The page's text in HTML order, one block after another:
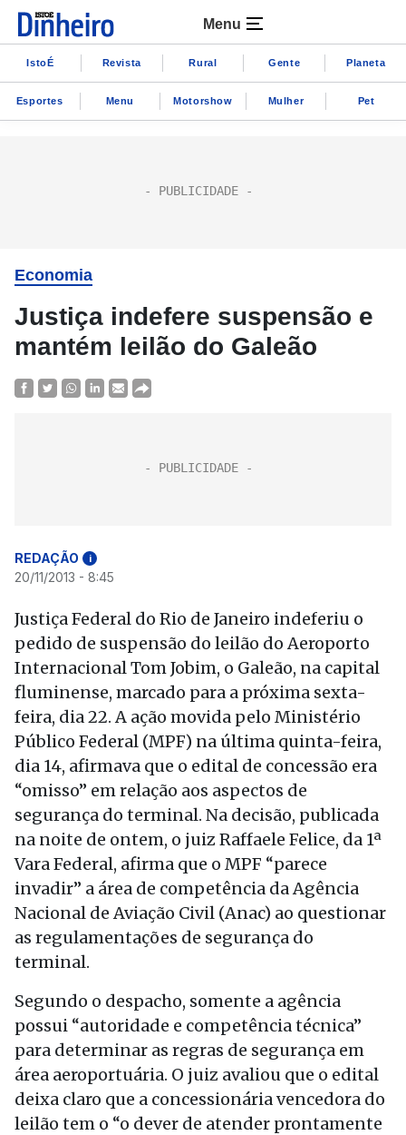
Menu
IstoÉ Revista Rural Gente Planeta
Esportes Menu Motorshow Mulher Pet
Economia
Justiça indefere suspensão e
mantém leilão do Galeão
REDAÇÃO i
20/11/2013 - 8:45
Justiça Federal do Rio de Janeiro indeferiu o
pedido de suspensão do leilão do Aeroporto
Internacional Tom Jobim, o Galeão, na capital
fluminense, marcado para a próxima sexta-
feira, dia 22. A ação movida pelo Ministério
Público Federal (MPF) na última quinta-feira,
dia 14, afirmava que o edital de concessão era
“omisso” em relação aos aspectos de
segurança do terminal. Na decisão, publicada
na noite de ontem, o juiz Raffaele Felice, da 1ª
Vara Federal, afirma que o MPF “parece
invadir” a área de competência da Agência
Nacional de Aviação Civil (Anac) ao questionar
as regulamentações de segurança do
terminal.
Segundo o despacho, somente a agência
possui “autoridade e competência técnica”
para determinar as regras de segurança em
área aeroportuária. O juiz avaliou que o edital
deixa claro que a concessionária vencedora do
leilão tem o “o dever de atender prontamente